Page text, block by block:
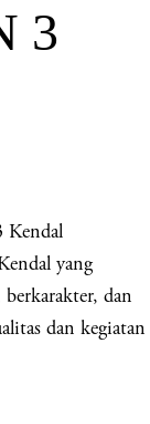
3
yang
dan
dan kegiatan